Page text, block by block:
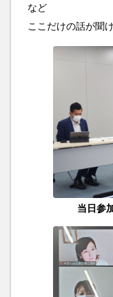
など
ここだけの話が聞
当日参